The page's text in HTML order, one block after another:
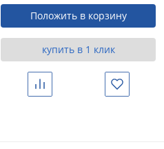
Положить в корзину
купить в 1 клик
Сравнить Избранное